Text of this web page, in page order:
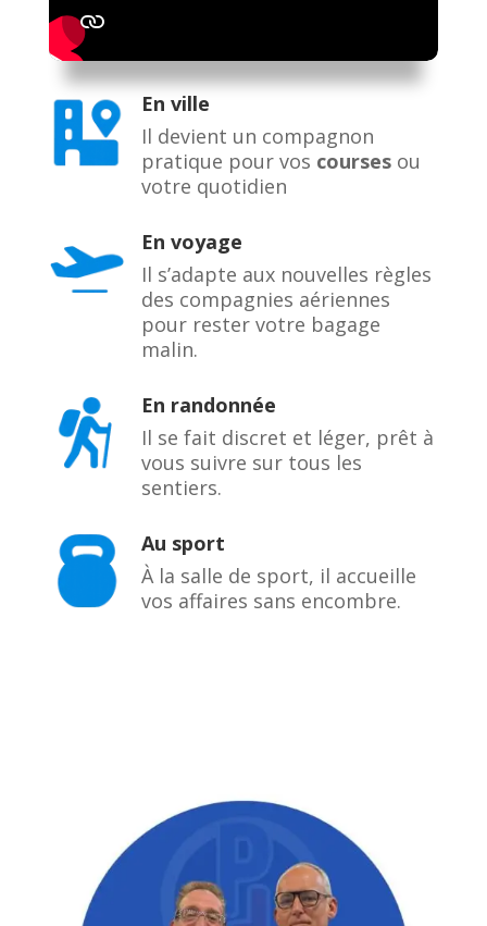
En ville
Il devient un compagnon
pratique pour vos coursesou
votre quotidien
En voyage
Il s’adapte aux nouvelles règles
des compagnies aériennes
pour rester votre bagage
malin.
En randonnée
Il se fait discret et léger, prêt à
vous suivre sur tous les
sentiers.
Au sport
À la salle de sport, il accueille
vos affaires sans encombre.